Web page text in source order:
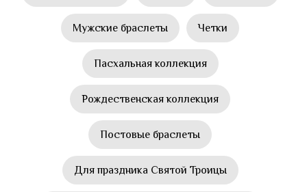
Мужские браслеты Четки
Пасхальная коллекция
Рождественская коллекция
Постовые браслеты
Для праздника Святой Троицы